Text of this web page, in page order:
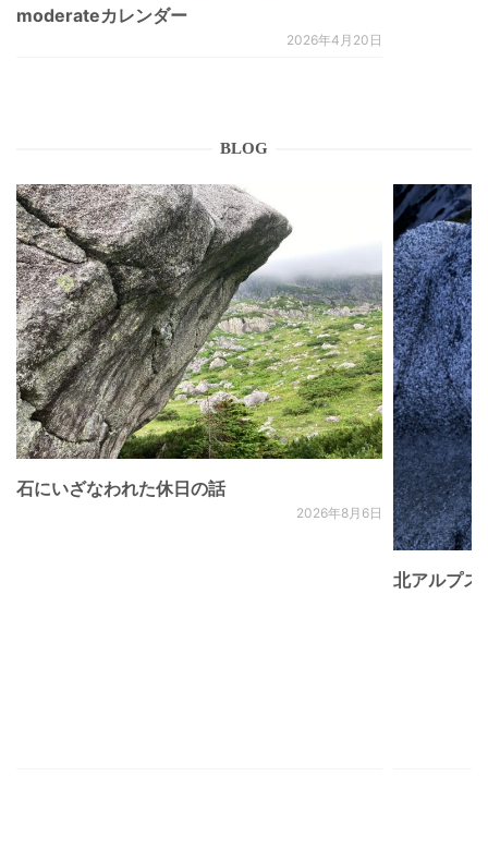
moderateカレンダー
2026年4月20日
BLOG
石にいざなわれた休日の話
2026年8月6日
北アルプ